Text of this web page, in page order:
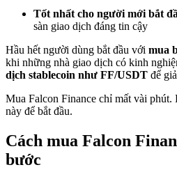
Phân tích dữ liệu lớn bao gồm
Tốt nhất cho người mới bắt
sàn giao dịch đáng tin cậy
Hầu hết người dùng bắt đầu với mua
khi những nhà giao dịch có kinh
dịch stablecoin như FF/USDT để
Mua Falcon Finance chỉ mất vài phút.
này để bắt đầu.
Cách mua Falcon
bước